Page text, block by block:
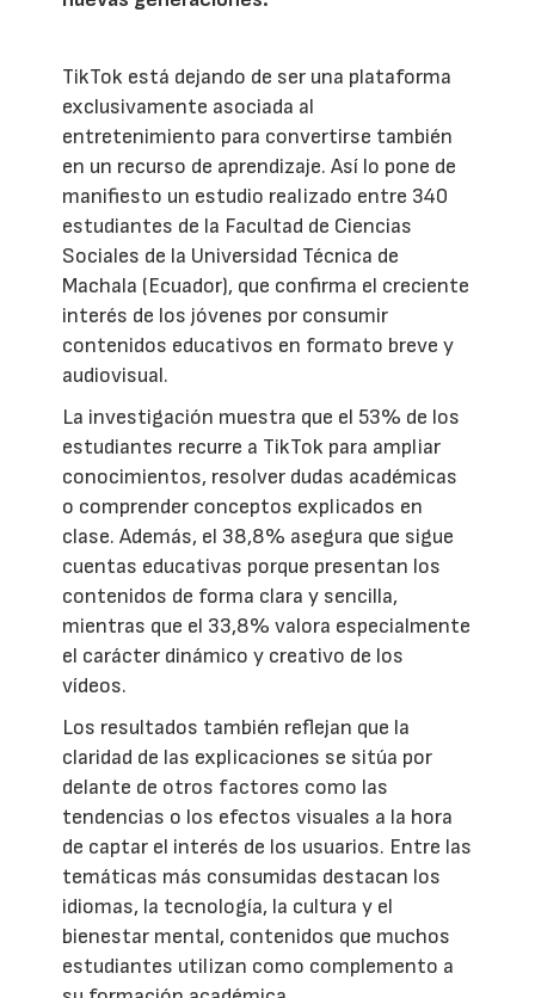
TikTok está dejando de ser una plataforma
exclusivamente asociada al
entretenimiento para convertirse también
en un recurso de aprendizaje. Así lo pone de
manifiesto un estudio realizado entre 340
estudiantes de la Facultad de Ciencias
Sociales de la Universidad Técnica de
Machala (Ecuador), que confirma el creciente
interés de los jóvenes por consumir
contenidos educativos en formato breve y
audiovisual.
La investigación muestra que el 53% de los
estudiantes recurre a TikTok para ampliar
conocimientos, resolver dudas académicas
o comprender conceptos explicados en
clase. Además, el 38,8% asegura que sigue
cuentas educativas porque presentan los
contenidos de forma clara y sencilla,
mientras que el 33,8% valora especialmente
el carácter dinámico y creativo de los
vídeos.
Los resultados también reflejan que la
claridad de las explicaciones se sitúa por
delante de otros factores como las
tendencias o los efectos visuales a la hora
de captar el interés de los usuarios. Entre las
temáticas más consumidas destacan los
idiomas, la tecnología, la cultura y el
bienestar mental, contenidos que muchos
estudiantes utilizan como complemento a